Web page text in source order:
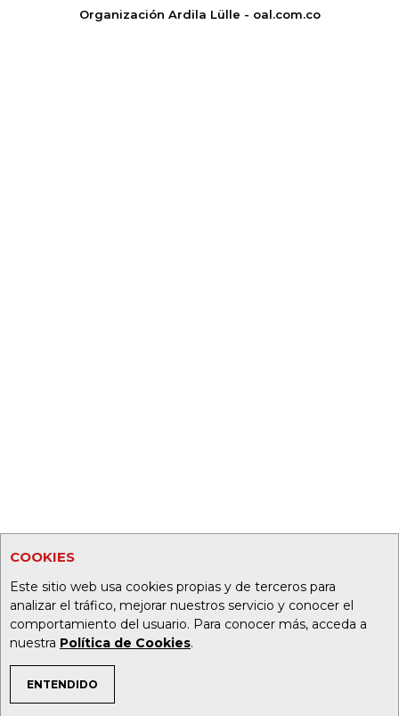
COOKIES
Este sitio web usa cookies propias y de terceros para
analizar el tráfico, mejorar nuestros servicio y conocer el
comportamiento del usuario. Para conocer más, acceda a
nuestra Política de Cookies.
ENTENDIDO
TEMAS DE INTERÉS
Organización Ardila Lülle - oal.com.co